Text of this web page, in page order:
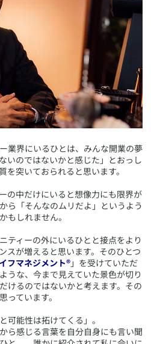
業界にいるひとは、みんな開業の夢
いのではないかと感じた」とおっし
を突いておられると思います。
の中だけにいると想像力にも限界が
ら「そんなのムリだよ」というよう
もしれません。
ティーの外にいるひとと接点をより
スが増えると思います。そのひとつ
フマネジメント®」を受けていただ
うな、今まで見えていた景色が切り
けるのではないかと考えます。その
っています。
可能性は拓けてくる」。
ら感じる言葉を自分自身にも言い聞